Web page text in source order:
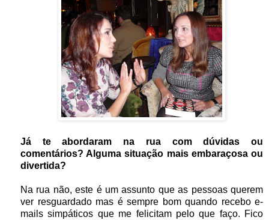
Já te abordaram na rua com dúvidas ou
comentários? Alguma situação mais embaraçosa ou
divertida?
Na rua não, este é um assunto que as pessoas querem
ver resguardado mas é sempre bom quando recebo e-
mails simpáticos que me felicitam pelo que faço. Fico